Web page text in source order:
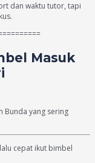
dan waktu tutor, tapi
Masuk
Bunda yang sering
cepat ikut bimbel